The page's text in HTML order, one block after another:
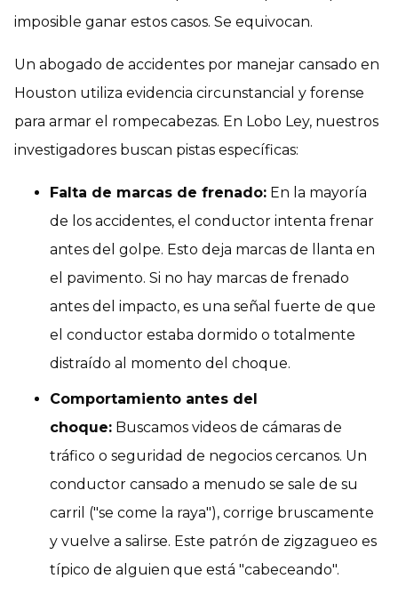
imposible ganar estos casos. Se equivocan.
Un abogado de accidentes por manejar cansado en
Houston utiliza evidencia circunstancial y forense
para armar el rompecabezas. En Lobo Ley, nuestros
investigadores buscan pistas específicas:
Falta de marcas de frenado: En la mayoría
de los accidentes, el conductor intenta frenar
antes del golpe. Esto deja marcas de llanta en
el pavimento. Si no hay marcas de frenado
antes del impacto, es una señal fuerte de que
el conductor estaba dormido o totalmente
distraído al momento del choque.
Comportamiento antes del
choque: Buscamos videos de cámaras de
tráfico o seguridad de negocios cercanos. Un
conductor cansado a menudo se sale de su
carril ("se come la raya"), corrige bruscamente
y vuelve a salirse. Este patrón de zigzagueo es
típico de alguien que está "cabeceando".